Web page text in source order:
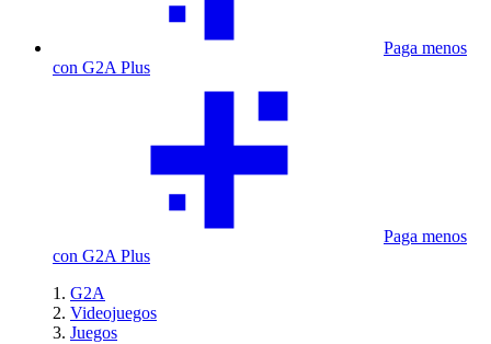
Paga menos
con G2A Plus
Paga menos
con G2A Plus
G2A
Videojuegos
Juegos